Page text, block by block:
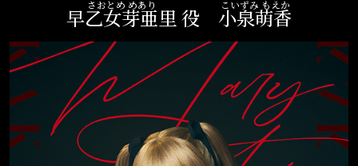
早乙女芽亜里
さおとめ めあり 役 小泉萌香
こいずみ もえか